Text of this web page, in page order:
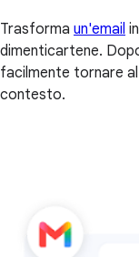
Trasforma un'email
dimenticartene.
facilmente tornare
contesto.